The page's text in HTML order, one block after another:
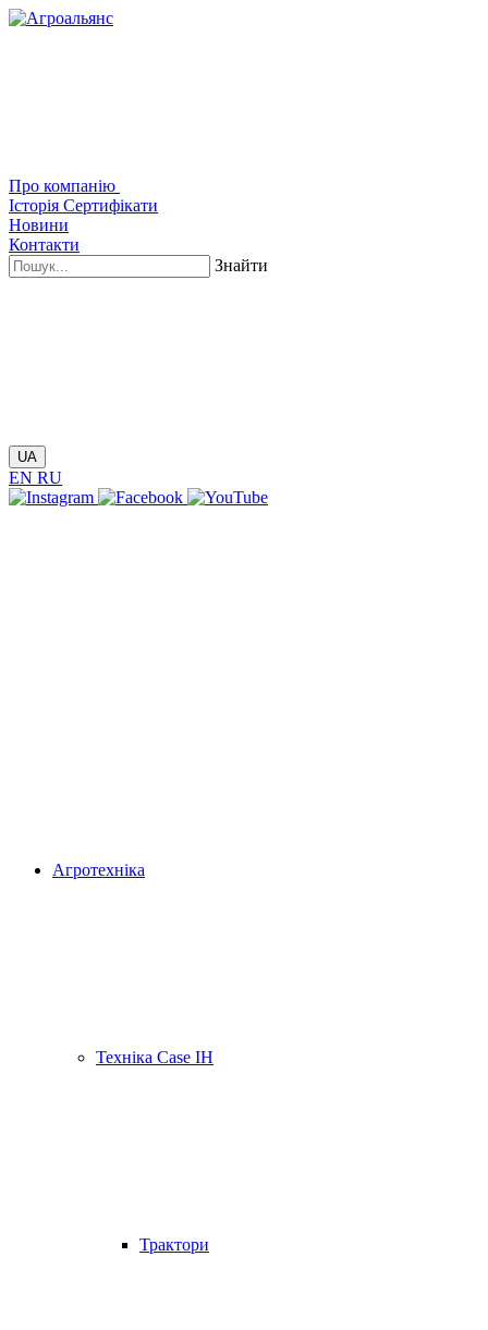
Про компанію
Історія Сертифікати
Новини
Контакти
Знайти
UA
EN RU
Агротехніка
Техніка Case IH
Трактори